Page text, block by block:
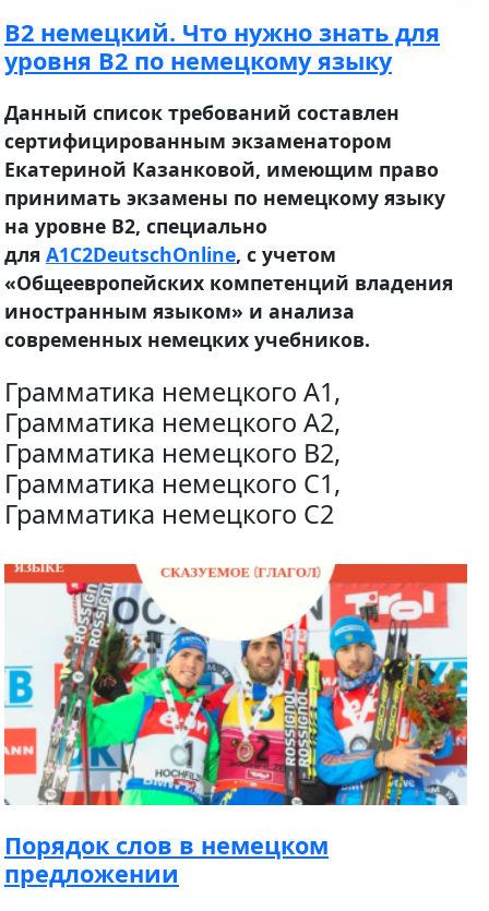
B2 немецкий. Что нужно знать для
уровня B2 по немецкому языку
Данный список требований составлен
сертифицированным экзаменатором
Екатериной Казанковой, имеющим право
принимать экзамены по немецкому языку
на уровне B2, специально
для A1C2DeutschOnline, с учетом
«Общеевропейских компетенций владения
иностранным языком» и анализа
современных немецких учебников.
Грамматика немецкого A1,
Грамматика немецкого A2,
Грамматика немецкого B2,
Грамматика немецкого C1,
Грамматика немецкого C2
Порядок слов в немецком
предложении